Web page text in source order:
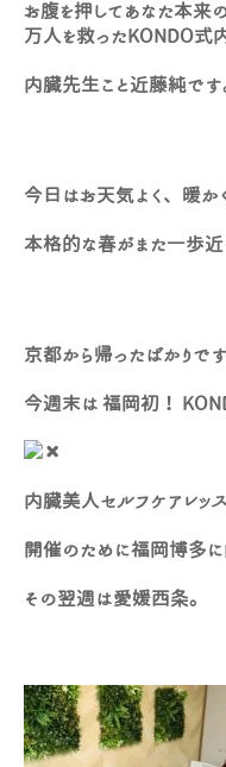
お腹を押してあなた本来
万人を救ったKONDO式
内臓先生こと近藤純です
今日はお天気よく、暖か
本格的な春がまた一歩近
京都から帰ったばかりで
今週末は 福岡初！
内臓美人セルフケアレッ
開催のために福岡博多に
その翌週は愛媛西条。
頭痛